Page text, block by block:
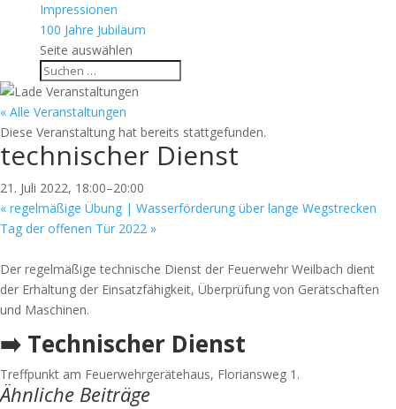
Impressionen
100 Jahre Jubiläum
Seite auswählen
« Alle Veranstaltungen
Diese Veranstaltung hat bereits stattgefunden.
technischer Dienst
21. Juli 2022, 18:00–20:00
« regelmäßige Übung | Wasserförderung über lange Wegstrecken
Tag der offenen Tür 2022 »
Der regelmäßige technische Dienst der Feuerwehr Weilbach dient
der Erhaltung der Einsatzfähigkeit, Überprüfung von Gerätschaften
und Maschinen.
➡️ Technischer Dienst
Treffpunkt am Feuerwehrgerätehaus, Floriansweg 1.
Ähnliche Beiträge